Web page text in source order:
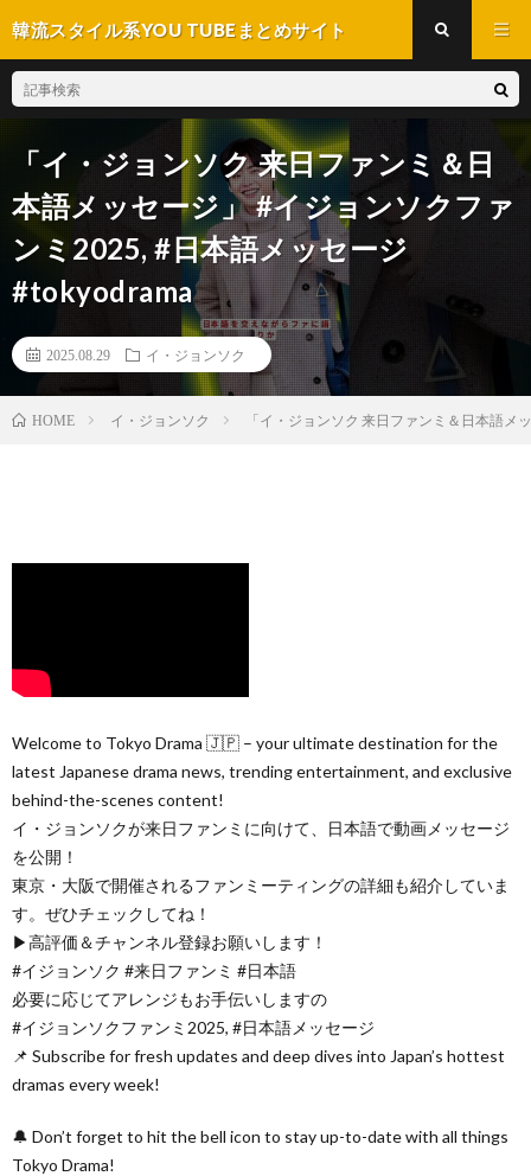
韓流スタイル系YOU TUBEまとめサイト
「イ・ジョンソク 来日ファンミ＆日
本語メッセージ」 #イジョンソクファ
ンミ2025, #日本語メッセージ
#tokyodrama
2025.08.29 イ・ジョンソク
HOME イ・ジョンソク 「イ・ジョンソク 来日ファンミ＆日本語
Welcome to Tokyo Drama 🇯🇵 – your ultimate destination for the
latest Japanese drama news, trending entertainment, and exclusive
behind-the-scenes content!
イ・ジョンソクが来日ファンミに向けて、日本語で動画メッセージ
を公開！
東京・大阪で開催されるファンミーティングの詳細も紹介していま
す。ぜひチェックしてね！
▶高評価＆チャンネル登録お願いします！
#イジョンソク #来日ファンミ #日本語
必要に応じてアレンジもお手伝いしますの
#イジョンソクファンミ2025, #日本語メッセージ
📌 Subscribe for fresh updates and deep dives into Japan’s hottest
dramas every week!
🔔 Don’t forget to hit the bell icon to stay up-to-date with all things
Tokyo Drama!